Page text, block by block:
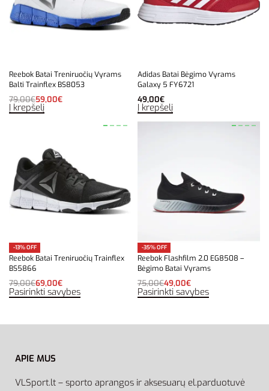
Reebok Batai Treniruočių Vyrams
Balti Trainflex BS8053
79,00€59,00€
Į krepšelį
Adidas Batai Bėgimo Vyrams
Galaxy 5 FY6721
49,00€
Į krepšelį
-13% OFF
Reebok Batai Treniruočių Trainflex
BS5866
79,00€69,00€
Pasirinkti savybes
-35% OFF
Reebok Flashfilm 2.0 EG8508 –
Bėgimo Batai Vyrams
75,00€49,00€
Pasirinkti savybes
APIE MUS
VLSport.lt – sporto aprangos ir aksesuarų el.parduotuvė